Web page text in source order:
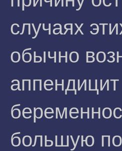
случаях
обычно
большую